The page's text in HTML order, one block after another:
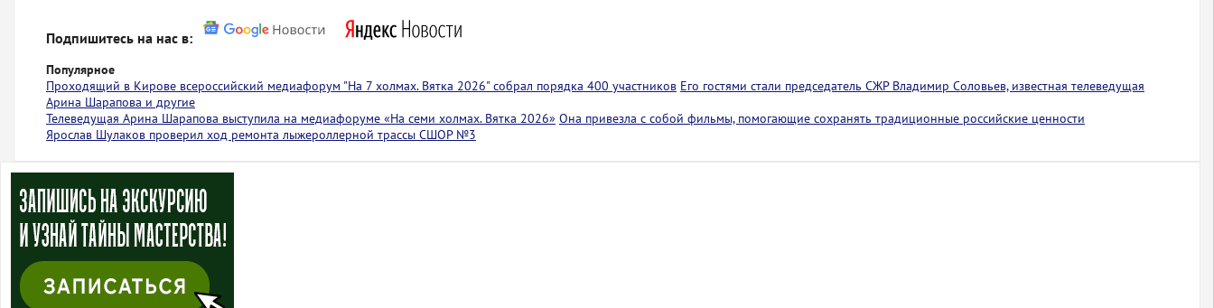
Подпишитесь на нас в:
Популярное
Проходящий в Кирове всероссийский медиафорум "На 7 холмах. Вятка 2026" собрал порядка 400 участников Его гостями стали председатель СЖР Владимир Соловьев, известная телеведущая
Арина Шарапова и другие
Телеведущая Арина Шарапова выступила на медиафоруме «На семи холмах. Вятка 2026» Она привезла с собой фильмы, помогающие сохранять традиционные российские ценности
Ярослав Шулаков проверил ход ремонта лыжероллерной трассы СШОР №3